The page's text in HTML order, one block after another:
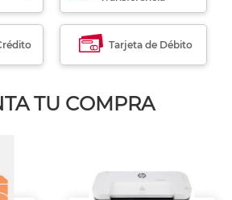
Tarjeta de Débito
TU COMPRA